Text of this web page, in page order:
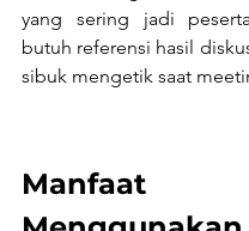
yang sering jadi
butuh referensi hasil
sibuk mengetik saat
Manfaat